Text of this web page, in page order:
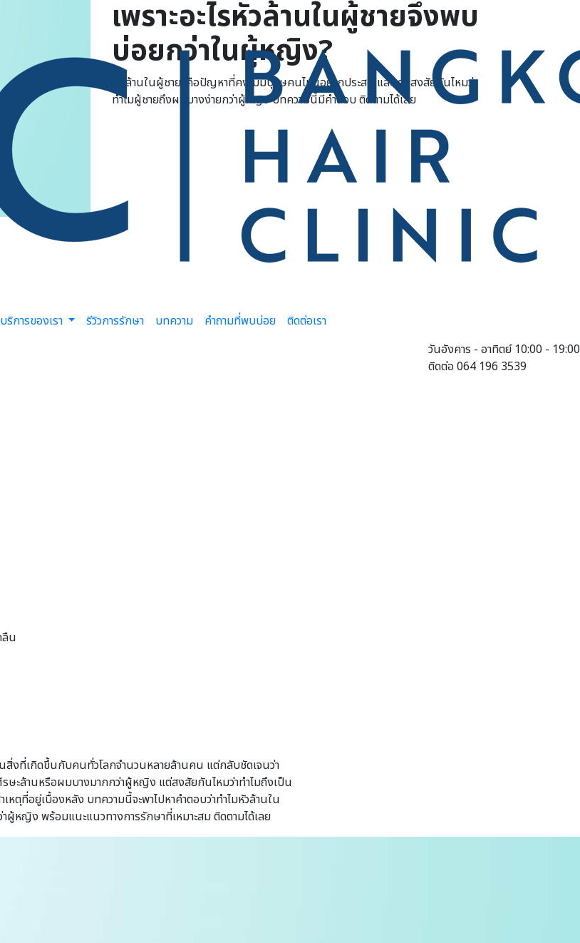
บริการของเรา รีวิวการรักษา บทความ คำถามที่พบบ่อย
ติดต่อเรา
วันอังคาร - อาทิตย์ 10:00 - 19:00
ติดต่อ 064 196 3539
น
เพราะอะไรหัวล้านในผู้ชายจึงพบ
บ่อยกว่าในผู้หญิง?
‘หัวล้านในผู้ชาย’ คือปัญหาที่คงไม่มีบุรุษคนไหนอยากประสบ และเคยสงสัยกันไหมว่า
ทำไมผู้ชายถึงผมบางง่ายกว่าผู้หญิง บทความนี้มีคำตอบ ติดตามได้เลย
สิ่งที่เกิดขึ้นกับคนทั่วโลกจำนวนหลายล้านคน แต่กลับชัดเจนว่า
ษะล้านหรือผมบางมากกว่าผู้หญิง แต่สงสัยกันไหมว่าทำไมถึงเป็น
เหตุที่อยู่เบื้องหลัง บทความนี้จะพาไปหาคำตอบว่าทำไมหัวล้านใน
ผู้หญิง พร้อมแนะแนวทางการรักษาที่เหมาะสม ติดตามได้เลย